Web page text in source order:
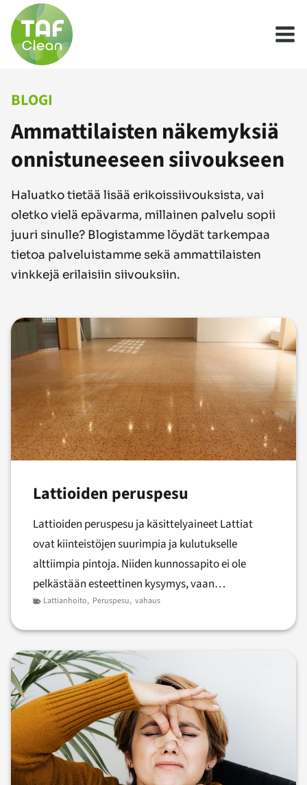
Siirry
sisältöön
BLOGI
Ammattilaisten näkemyksiä
onnistuneeseen siivoukseen
Haluatko tietää lisää erikoissiivouksista, vai
oletko vielä epävarma, millainen palvelu sopii
juuri sinulle? Blogistamme löydät tarkempaa
tietoa palveluistamme sekä ammattilaisten
vinkkejä erilaisiin siivouksiin.
Lattioiden peruspesu
Lattioiden peruspesu ja käsittelyaineet Lattiat
ovat kiinteistöjen suurimpia ja kulutukselle
alttiimpia pintoja. Niiden kunnossapito ei ole
pelkästään esteettinen kysymys, vaan…
Lattianhoito, Peruspesu, vahaus